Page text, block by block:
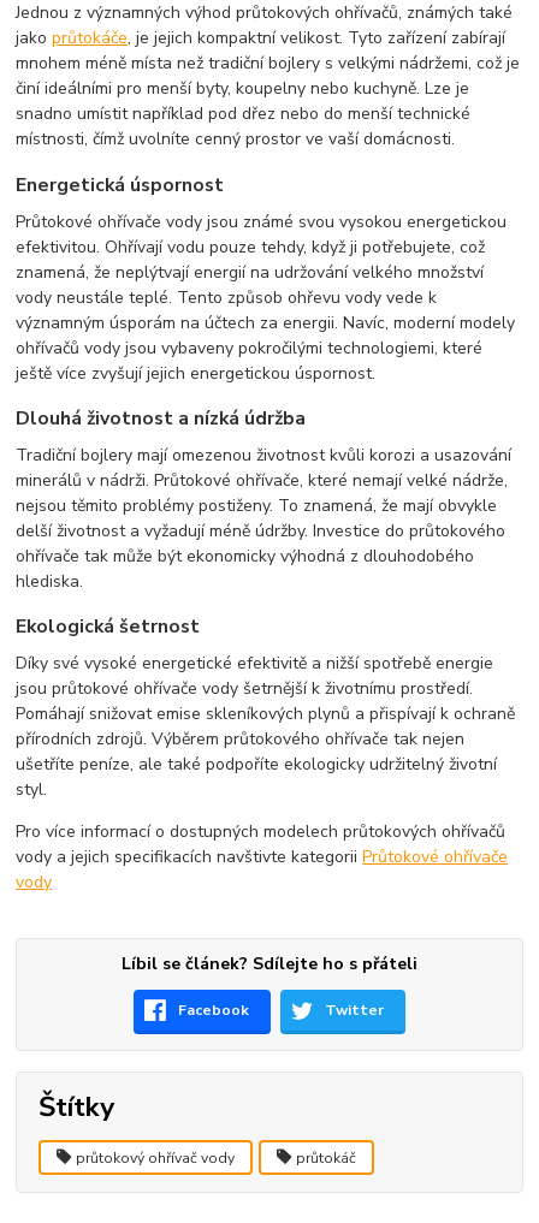
Jednou z významných výhod průtokových ohřívačů, známých také
jakoprůtokáče, je jejich kompaktní velikost. Tyto zařízení zabírají
mnohem méně místa než tradiční bojlery s velkými nádržemi, což je
činí ideálními pro menší byty, koupelny nebo kuchyně. Lze je
snadno umístit například pod dřez nebo do menší technické
místnosti, čímž uvolníte cenný prostor ve vaší domácnosti.
Energetická úspornost
Průtokové ohřívače vody jsou známé svou vysokou energetickou
efektivitou. Ohřívají vodu pouze tehdy, když ji potřebujete, což
znamená, že neplýtvají energií na udržování velkého množství
vody neustále teplé. Tento způsob ohřevu vody vede k
významným úsporám na účtech za energii. Navíc, moderní modely
ohřívačů vody jsou vybaveny pokročilými technologiemi, které
ještě více zvyšují jejich energetickou úspornost.
Dlouhá životnost a nízká údržba
Tradiční bojlery mají omezenou životnost kvůli korozi a usazování
minerálů v nádrži. Průtokové ohřívače, které nemají velké nádrže,
nejsou těmito problémy postiženy. To znamená, že mají obvykle
delší životnost a vyžadují méně údržby. Investice do průtokového
ohřívače tak může být ekonomicky výhodná z dlouhodobého
hlediska.
Ekologická šetrnost
Díky své vysoké energetické efektivitě a nižší spotřebě energie
jsou průtokové ohřívače vody šetrnější k životnímu prostředí.
Pomáhají snižovat emise skleníkových plynů a přispívají k ochraně
přírodních zdrojů. Výběrem průtokového ohřívače tak nejen
ušetříte peníze, ale také podpoříte ekologicky udržitelný životní
styl.
Pro více informací o dostupných modelech průtokových ohřívačů
vody a jejich specifikacích navštivte kategoriiPrůtokové ohřívače
vody
Líbil se článek? Sdílejte ho s přáteli
Facebook Twitter
Štítky
průtokový ohřívač vody průtokáč